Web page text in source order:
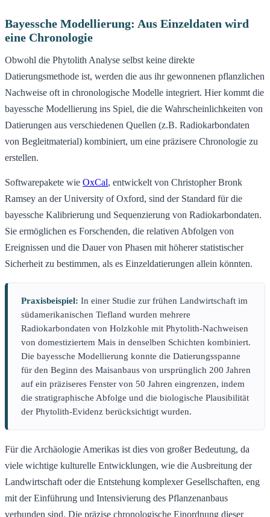
Bayessche Modellierung: Aus Einzeldaten wird
eine Chronologie
Obwohl die Phytolith Analyse selbst keine direkte
Datierungsmethode ist, werden die aus ihr gewonnenen pflanzlichen
Nachweise oft in chronologische Modelle integriert. Hier kommt die
bayessche Modellierung ins Spiel, die die Wahrscheinlichkeiten von
Datierungen aus verschiedenen Quellen (z.B. Radiokarbondaten
von Begleitmaterial) kombiniert, um eine präzisere Chronologie zu
erstellen.
Softwarepakete wie OxCal, entwickelt von Christopher Bronk
Ramsey an der University of Oxford, sind der Standard für die
bayessche Kalibrierung und Sequenzierung von Radiokarbondaten.
Sie ermöglichen es Forschenden, die relativen Abfolgen von
Ereignissen und die Dauer von Phasen mit höherer statistischer
Sicherheit zu bestimmen, als es Einzeldatierungen allein könnten.
Praxisbeispiel: In einer Studie zur frühen Landwirtschaft im
südamerikanischen Tiefland wurden mehrere
Radiokarbondaten von Holzkohle mit Phytolith-Nachweisen
von domestiziertem Mais in denselben Schichten kombiniert.
Die bayessche Modellierung konnte die Datierungsspanne
für den Beginn des Maisanbaus von ursprünglich 200 Jahren
auf ein präziseres Fenster von 50 Jahren eingrenzen, indem
die stratigraphische Abfolge und die biologische Plausibilität
der Phytolith-Evidenz berücksichtigt wurden.
Für die Archäologie Amerikas ist dies von großer Bedeutung, da
viele wichtige kulturelle Entwicklungen, wie die Ausbreitung der
Landwirtschaft oder die Entstehung komplexer Gesellschaften, eng
mit der Einführung und Intensivierung des Pflanzenanbaus
verbunden sind. Die präzise chronologische Einordnung dieser